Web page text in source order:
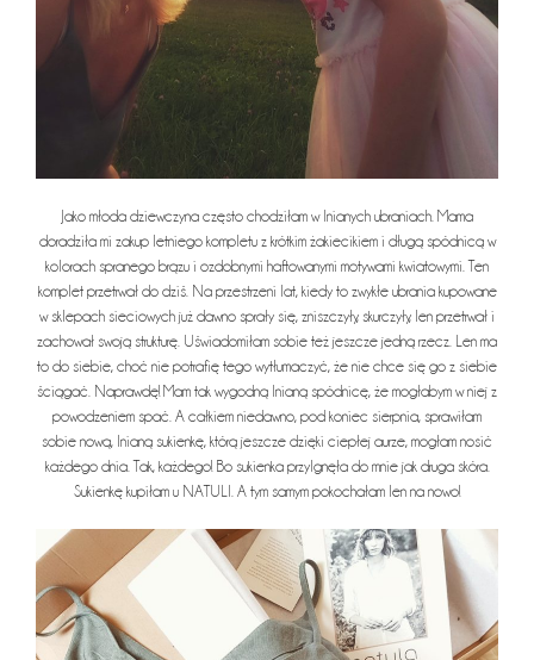
Jako młoda dziewczyna często chodziłam w lnianych ubraniach. Mama
doradziła mi zakup letniego kompletu z krótkim żakiecikiem i długą spódnicą w
kolorach spranego brązu i ozdobnymi haftowanymi motywami kwiatowymi. Ten
komplet przetrwał do dziś. Na przestrzeni lat, kiedy to zwykłe ubrania kupowane
w sklepach sieciowych już dawno sprały się, zniszczyły, skurczyły, len przetrwał i
zachował swoją strukturę. Uświadomiłam sobie też jeszcze jedną rzecz. Len ma
to do siebie, choć nie potrafię tego wytłumaczyć, że nie chce się go z siebie
ściągać. Naprawdę! Mam tak wygodną lnianą spódnicę, że mogłabym w niej z
powodzeniem spać. A całkiem niedawno, pod koniec sierpnia, sprawiłam
sobie nową, lnianą sukienkę, którą jeszcze dzięki ciepłej aurze, mogłam nosić
każdego dnia. Tak, każdego! Bo sukienka przylgnęła do mnie jak druga skóra.
Sukienkę kupiłam u NATULI . A tym samym pokochałam len na nowo!